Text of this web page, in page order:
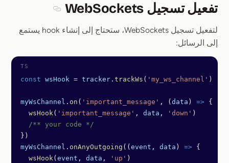
تفعيل تسجيل WebSockets
لتفعيل تسجيل WebSockets، ستحتاج إلى إنشاء hook يستمع
إلى الرسائل:
const wsHook = tracker . trackWs ( 'my_ws_channel' )
myWsChannel . on ( 'important_message' , ( data ) => {
  wsHook
( 'important_message' , data , 'down' )
  /** your code */
})
myWsChannel . onAnyOutgoing (( event , data ) => {
  wsHook
( event , data , 'up' )